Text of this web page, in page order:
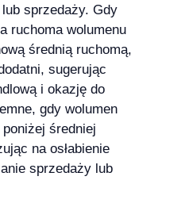
sprzedaży. Gdy
ruchoma wolumenu
średnią ruchomą,
sugerując
i okazję do
gdy wolumen
średniej
na osłabienie
sprzedaży lub